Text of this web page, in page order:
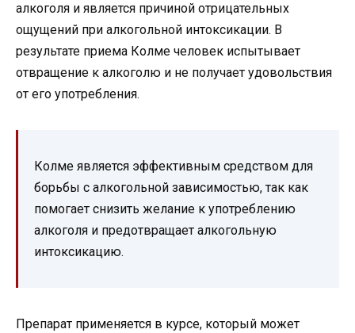
алкоголя и является причиной отрицательных
ощущений при алкогольной интоксикации. В
результате приема Колме человек испытывает
отвращение к алкоголю и не получает удовольствия
от его употребления.
Колме является эффективным средством для
борьбы с алкогольной зависимостью, так как
помогает снизить желание к употреблению
алкоголя и предотвращает алкогольную
интоксикацию.
Препарат применяется в курсе, который может